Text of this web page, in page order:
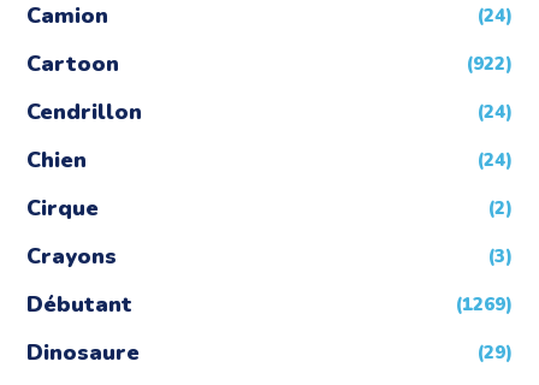
Camion (24)
Cartoon (922)
Cendrillon (24)
Chien (24)
Cirque (2)
Crayons (3)
Débutant (1269)
Dinosaure (29)